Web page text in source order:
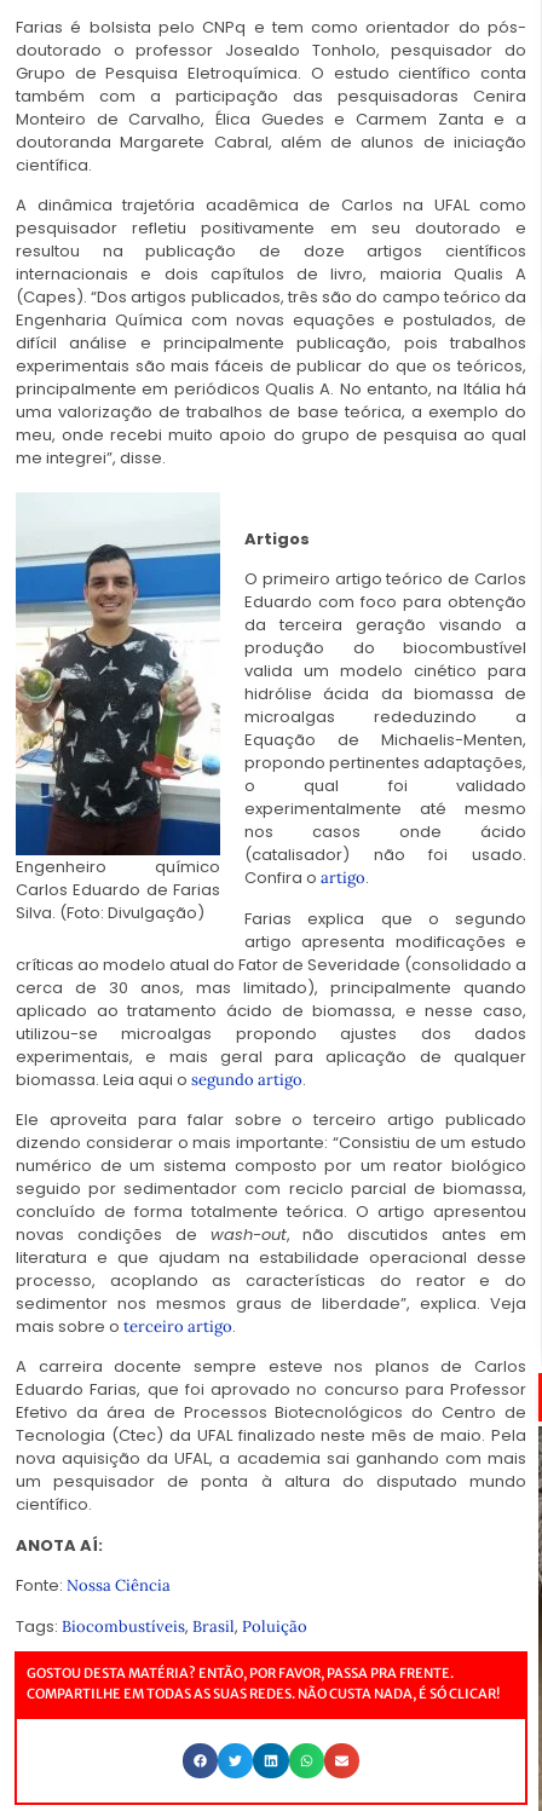
Farias é bolsista pelo CNPq e tem como orientador do pós-
doutorado o professor Josealdo Tonholo, pesquisador do
Grupo de Pesquisa Eletroquímica. O estudo científico conta
também com a participação das pesquisadoras Cenira
Monteiro de Carvalho, Élica Guedes e Carmem Zanta e a
doutoranda Margarete Cabral, além de alunos de iniciação
científica.
A dinâmica trajetória acadêmica de Carlos na UFAL como
pesquisador refletiu positivamente em seu doutorado e
resultou na publicação de doze artigos científicos
internacionais e dois capítulos de livro, maioria Qualis A
(Capes). “Dos artigos publicados, três são do campo teórico da
Engenharia Química com novas equações e postulados, de
difícil análise e principalmente publicação, pois trabalhos
experimentais são mais fáceis de publicar do que os teóricos,
principalmente em periódicos Qualis A. No entanto, na Itália há
uma valorização de trabalhos de base teórica, a exemplo do
meu, onde recebi muito apoio do grupo de pesquisa ao qual
me integrei”, disse.
Engenheiro químico
Carlos Eduardo de Farias
Silva. (Foto: Divulgação)
Artigos
O primeiro artigo teórico de Carlos
Eduardo com foco para obtenção
da terceira geração visando a
produção do biocombustível
valida um modelo cinético para
hidrólise ácida da biomassa de
microalgas rededuzindo a
Equação de Michaelis-Menten,
propondo pertinentes adaptações,
o qual foi validado
experimentalmente até mesmo
nos casos onde ácido
(catalisador) não foi usado.
Confira o artigo.
Farias explica que o segundo
artigo apresenta modificações e
críticas ao modelo atual do Fator de Severidade (consolidado a
cerca de 30 anos, mas limitado), principalmente quando
aplicado ao tratamento ácido de biomassa, e nesse caso,
utilizou-se microalgas propondo ajustes dos dados
experimentais, e mais geral para aplicação de qualquer
biomassa. Leia aqui o segundo artigo.
Ele aproveita para falar sobre o terceiro artigo publicado
dizendo considerar o mais importante: “Consistiu de um estudo
numérico de um sistema composto por um reator biológico
seguido por sedimentador com reciclo parcial de biomassa,
concluído de forma totalmente teórica. O artigo apresentou
novas condições de wash-out, não discutidos antes em
literatura e que ajudam na estabilidade operacional desse
processo, acoplando as características do reator e do
sedimentor nos mesmos graus de liberdade”, explica. Veja
mais sobre o terceiro artigo.
A carreira docente sempre esteve nos planos de Carlos
Eduardo Farias, que foi aprovado no concurso para Professor
Efetivo da área de Processos Biotecnológicos do Centro de
Tecnologia (Ctec) da UFAL finalizado neste mês de maio. Pela
nova aquisição da UFAL, a academia sai ganhando com mais
um pesquisador de ponta à altura do disputado mundo
científico.
ANOTA AÍ:
Fonte: Nossa Ciência
Tags: Biocombustíveis, Brasil, Poluição
GOSTOU DESTA MATÉRIA? ENTÃO, POR FAVOR, PASSA PRA FRENTE.
COMPARTILHE EM TODAS AS SUAS REDES. NÃO CUSTA NADA, É SÓ CLICAR!